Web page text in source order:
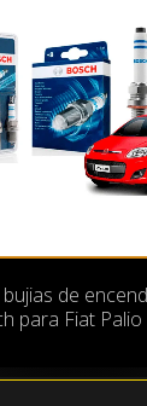
bujias de
para Fiat Palio